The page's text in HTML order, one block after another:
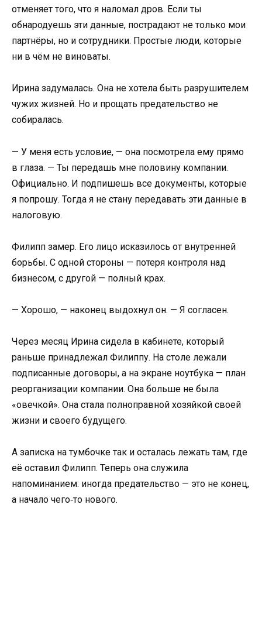
отменяет того, что я наломал дров. Если ты
обнародуешь эти данные, пострадают не только мои
партнёры, но и сотрудники. Простые люди, которые
ни в чём не виноваты.
Ирина задумалась. Она не хотела быть разрушителем
чужих жизней. Но и прощать предательство не
собиралась.
— У меня есть условие, — она посмотрела ему прямо
в глаза. — Ты передашь мне половину компании.
Официально. И подпишешь все документы, которые
я попрошу. Тогда я не стану передавать эти данные в
налоговую.
Филипп замер. Его лицо исказилось от внутренней
борьбы. С одной стороны — потеря контроля над
бизнесом, с другой — полный крах.
— Хорошо, — наконец выдохнул он. — Я согласен.
Через месяц Ирина сидела в кабинете, который
раньше принадлежал Филиппу. На столе лежали
подписанные договоры, а на экране ноутбука — план
реорганизации компании. Она больше не была
«овечкой». Она стала полноправной хозяйкой своей
жизни и своего будущего.
А записка на тумбочке так и осталась лежать там, где
её оставил Филипп. Теперь она служила
напоминанием: иногда предательство — это не конец,
а начало чего‑то нового.